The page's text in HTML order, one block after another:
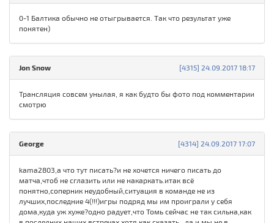
0-1 Балтика обычно не отыгрывается. Так что результат уже
понятен)
[4315] 24.09.2017 18:17
Jon Snow
Трансляция совсем унылая, я как будто бы фото под комментарии
смотрю
[4314] 24.09.2017 17:07
George
kama2803,а что тут писать?и не хочется ничего писать до
матча,чтоб не сглазить или не накаркать.итак всё
понятно,соперник неудобный,ситуация в команде не из
лучших,последние 4(!!!)игры подряд мы им проиграли у себя
дома,куда уж хуже?одно радует,что Томь сейчас не так сильна,как